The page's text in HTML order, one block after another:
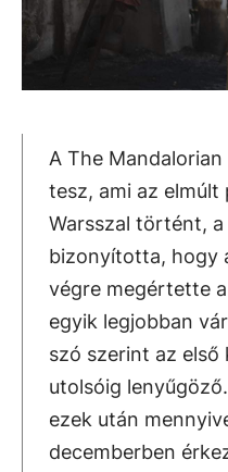
A The
tesz, ami az elmúlt
Warsszal történt, a
bizonyította, hogy
végre megértette
egyik legjobban
szó szerint az első
utolsóig
ezek után
decemberben